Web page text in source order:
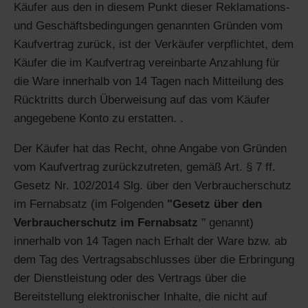
Käufer aus den in diesem Punkt dieser Reklamations-
und Geschäftsbedingungen genannten Gründen vom
Kaufvertrag zurück, ist der Verkäufer verpflichtet, dem
Käufer die im Kaufvertrag vereinbarte Anzahlung für
die Ware innerhalb von 14 Tagen nach Mitteilung des
Rücktritts durch Überweisung auf das vom Käufer
angegebene Konto zu erstatten. .
Der Käufer hat das Recht, ohne Angabe von Gründen
vom Kaufvertrag zurückzutreten, gemäß Art. § 7 ff.
Gesetz Nr. 102/2014 Slg. über den Verbraucherschutz
im Fernabsatz (im Folgenden "Gesetz über den
Verbraucherschutz im Fernabsatz " genannt)
innerhalb von 14 Tagen nach Erhalt der Ware bzw. ab
dem Tag des Vertragsabschlusses über die Erbringung
der Dienstleistung oder des Vertrags über die
Bereitstellung elektronischer Inhalte, die nicht auf